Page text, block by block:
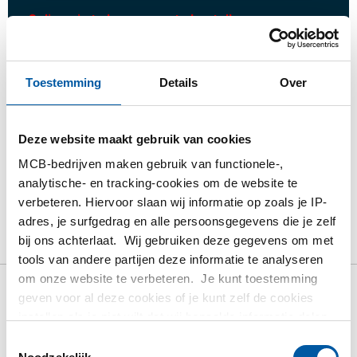
Toestemming Details Over
Deze website maakt gebruik van cookies
MCB-bedrijven maken gebruik van functionele-,
analytische- en tracking-cookies om de website te
verbeteren. Hiervoor slaan wij informatie op zoals je IP-
adres, je surfgedrag en alle persoonsgegevens die je zelf
bij ons achterlaat. Wij gebruiken deze gegevens om met
tools van andere partijen deze informatie te analyseren
om onze website te verbeteren. Je kunt toestemming
geven voor al deze cookies of je kunt zelf de cookies
Gelieve in te loggen om te bestellen
Calculeren met actuele MCB-prijzen
Product Product omschrijving Bruto prijslijst
Downloads Specificaties
Bruto prijslijst: Rvs 1.4404